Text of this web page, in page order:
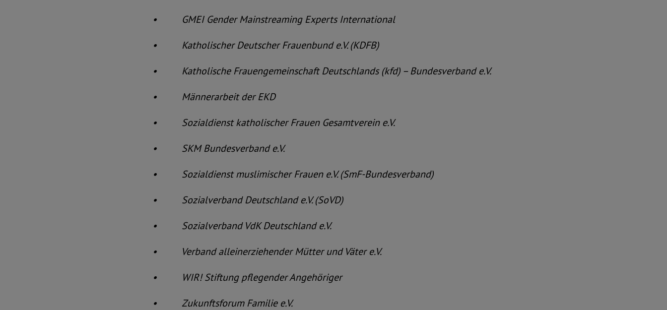
• GMEI Gender Mainstreaming Experts International
• Katholischer Deutscher Frauenbund e.V. (KDFB)
• Katholische Frauengemeinschaft Deutschlands (kfd) – Bundesverband e.V.
• Männerarbeit der EKD
• Sozialdienst katholischer Frauen Gesamtverein e.V.
• SKM Bundesverband e.V.
• Sozialdienst muslimischer Frauen e.V. (SmF-Bundesverband)
• Sozialverband Deutschland e.V. (SoVD)
• Sozialverband VdK Deutschland e.V.
• Verband alleinerziehender Mütter und Väter e.V.
• WIR! Stiftung pflegender Angehöriger
• Zukunftsforum Familie e.V.